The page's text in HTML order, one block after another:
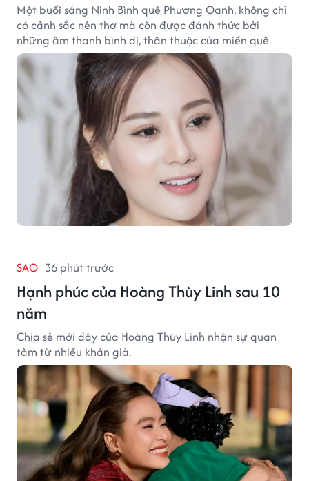
Một buổi sáng Ninh Bình quê Phương Oanh, không chỉ
có cảnh sắc nên thơ mà còn được đánh thức bởi
những âm thanh bình dị, thân thuộc của miền quê.
SAO 36 phút trước
Hạnh phúc của Hoàng Thùy Linh sau 10
năm
Chia sẻ mới đây của Hoàng Thùy Linh nhận sự quan
tâm từ nhiều khán giả.